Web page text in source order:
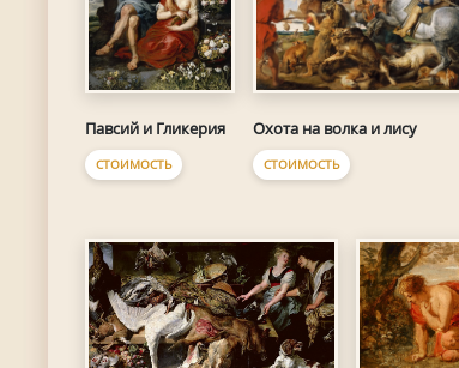
Павсий и Гликерия
СТОИМОСТЬ
Охота на волка и лису
СТОИМОСТЬ